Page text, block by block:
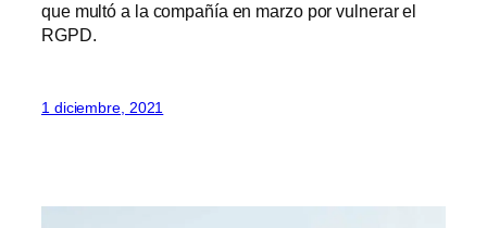
que multó a la compañía en marzo por vulnerar el
RGPD.
1 diciembre, 2021